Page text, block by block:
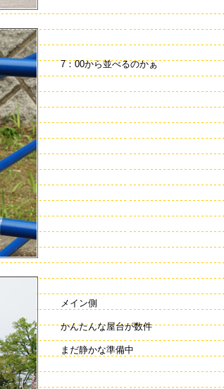
7：00から並べるのかぁ
メイン側
かんたんな屋台が数件
まだ静かな準備中